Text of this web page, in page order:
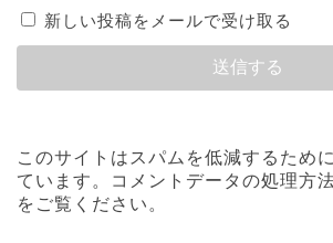
新しい投稿をメールで受け取る
このサイトはスパムを低減するため
ています。
コメントデータの処理方
をご覧ください 。